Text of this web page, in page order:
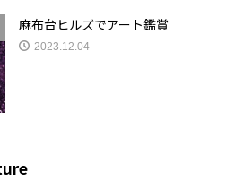
麻布台ヒルズでアート鑑賞
2023.12.04